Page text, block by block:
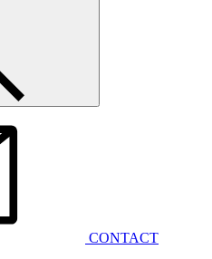
CONTACT